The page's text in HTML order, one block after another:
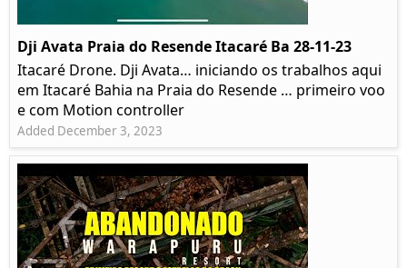
Dji Avata Praia do Resende Itacaré Ba 28-11-23
Itacaré Drone. Dji Avata… iniciando os trabalhos aqui
em Itacaré Bahia na Praia do Resende … primeiro voo
e com Motion controller
Added December 3, 2023